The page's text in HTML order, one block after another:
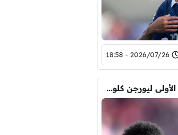
2026/07/26 - 18:58
على خطى أرنولد …المهمة الأولى ليورجن كلوب مع منتخب ألمانيا